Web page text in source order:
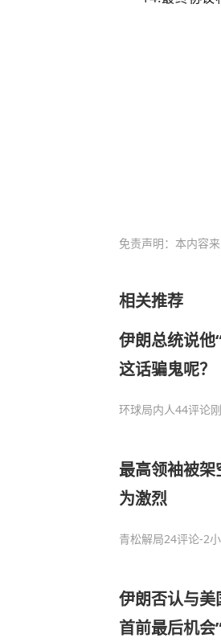
免责声明：本内容
相关推荐
伊朗总统说他
这话骗鬼呢？
环球局内人44评论
最高领袖被
为激烈
青松解局24评论-2
伊朗否认与美
首前最后机会